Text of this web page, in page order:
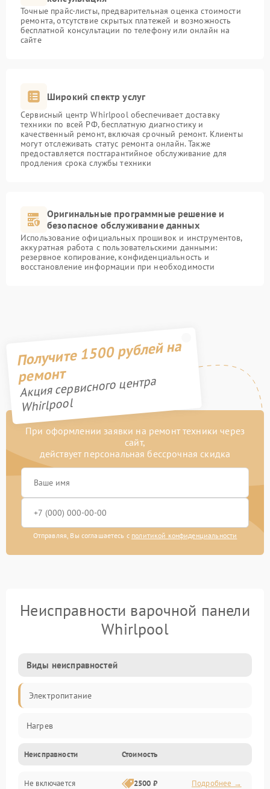
Точные прайс-листы, предварительная оценка стоимости
ремонта, отсутствие скрытых платежей и возможность
бесплатной консультации по телефону или онлайн на
сайте
Широкий спектр услуг
Сервисный центр Whirlpool обеспечивает доставку
техники по всей РФ, бесплатную диагностику и
качественный ремонт, включая срочный ремонт. Клиенты
могут отслеживать статус ремонта онлайн. Также
предоставляется постгарантийное обслуживание для
продления срока службы техники
Оригинальные программные решение и
безопасное обслуживание данных
Использование официальных прошивок и инструментов,
аккуратная работа с пользовательскими данными:
резервное копирование, конфиденциальность и
восстановление информации при необходимости
Получите 1500 рублей на
ремонт
Акция сервисного центра
Whirlpool
При оформлении заявки на ремонт техники через
сайт,
действует персональная бессрочная скидка
Отправляя, Вы соглашаетесь с политикой конфиденциальности
Неисправности варочной панели
Whirlpool
Виды неисправностей
Электропитание
Нагрев
Неисправности Стоимость
Не включается 2500 ₽ Подробнее →